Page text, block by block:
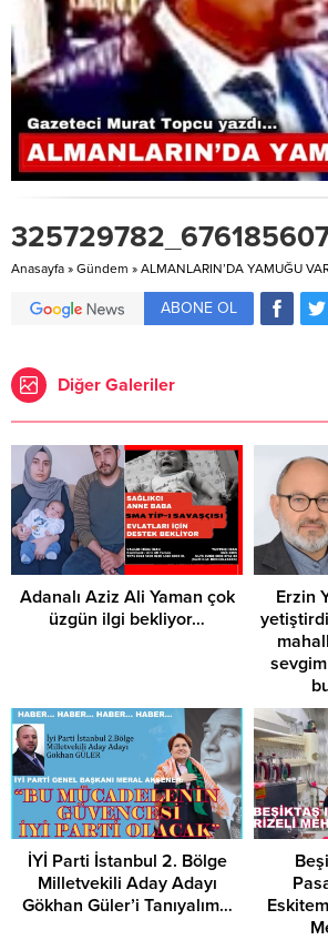
Anasayfa » Gündem » ALMANLARIN’DA YAMUĞU
ABONE OL
Diğer Galeriler
Adanalı Aziz Ali Yaman çok
üzgün ilgi bekliyor…
Erzin
sevgim
İYİ Parti İstanbul 2. Bölge
Milletvekili Aday Adayı
Gökhan Güler’i Tanıyalım…